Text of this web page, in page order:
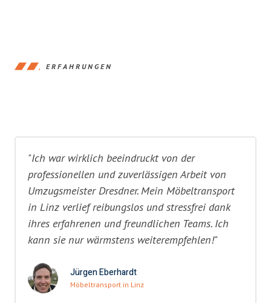
ERFAHRUNGEN
"Ich war wirklich beeindruckt von der
professionellen und zuverlässigen Arbeit von
Umzugsmeister Dresdner. Mein Möbeltransport
in Linz verlief reibungslos und stressfrei dank
ihres erfahrenen und freundlichen Teams. Ich
kann sie nur wärmstens weiterempfehlen!"
Jürgen Eberhardt
Möbeltransport in Linz